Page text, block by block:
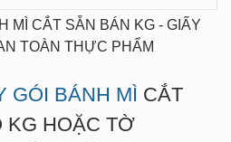
MÌ CẮT SẴN BÁN KG - GIẤY
TOÀN THỰC PHẨM
GÓI BÁNH MÌ CẮT
KG HOẶC TỜ